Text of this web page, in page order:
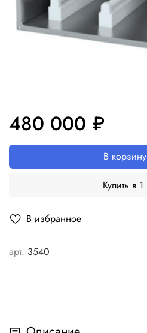
В избранное
арт. 3540
480 000 ₽
В корзину
Купить в